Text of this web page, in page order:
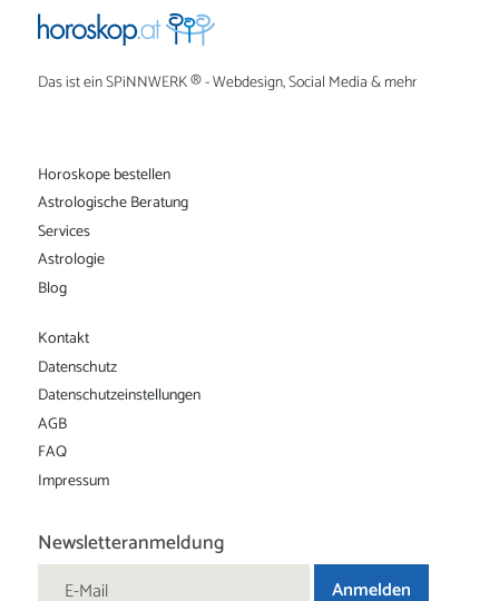
Das ist einSPiNNWERK® - Webdesign, Social Media & mehr
Horoskope bestellen
Astrologische Beratung
Services
Astrologie
Blog
Kontakt
Datenschutz
Datenschutz­einstellungen
AGB
FAQ
Impressum
Newsletteranmeldung